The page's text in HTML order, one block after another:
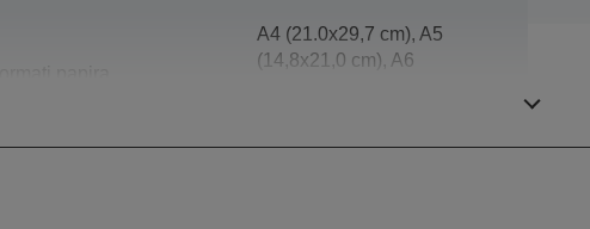
A4 (21.0x29,7 cm), A5
(14,8x21,0 cm), A6